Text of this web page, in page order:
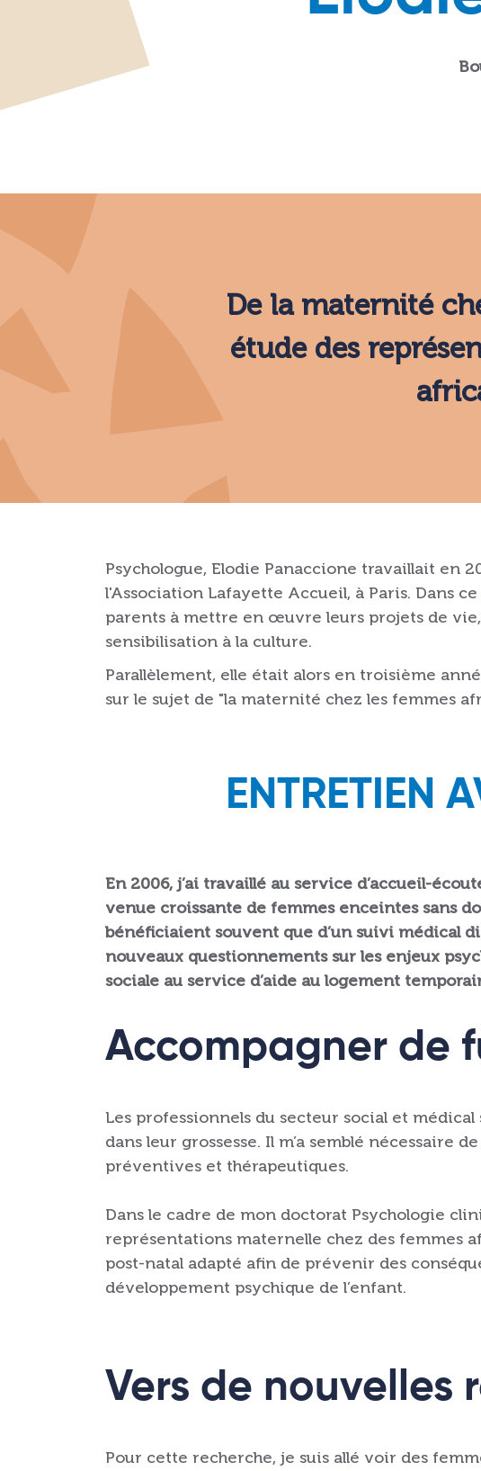
De la maternité
étude des
Psychologue, Elodie Panaccione travaillait en
l'Association Lafayette Accueil, à Paris. Dans
parents à mettre en œuvre leurs projets de
sensibilisation à la culture.
Parallèlement, elle était alors en troisième
sur le sujet de "la maternité chez les femmes
ENTRETIEN
En 2006, j’ai travaillé au service d’accueil-
venue croissante de femmes enceintes sans
bénéficiaient souvent que d’un suivi médical
nouveaux questionnements sur les enjeux
sociale au service d’aide au logement
Accompagner de
Les professionnels du secteur social et
dans leur grossesse. Il m’a semblé
préventives et thérapeutiques.
Dans le cadre de mon doctorat Psychologie
représentations maternelle chez des femmes
post-natal adapté afin de prévenir des
développement psychique de l’enfant.
Vers de nouvelles
Pour cette recherche, je suis allé voir des